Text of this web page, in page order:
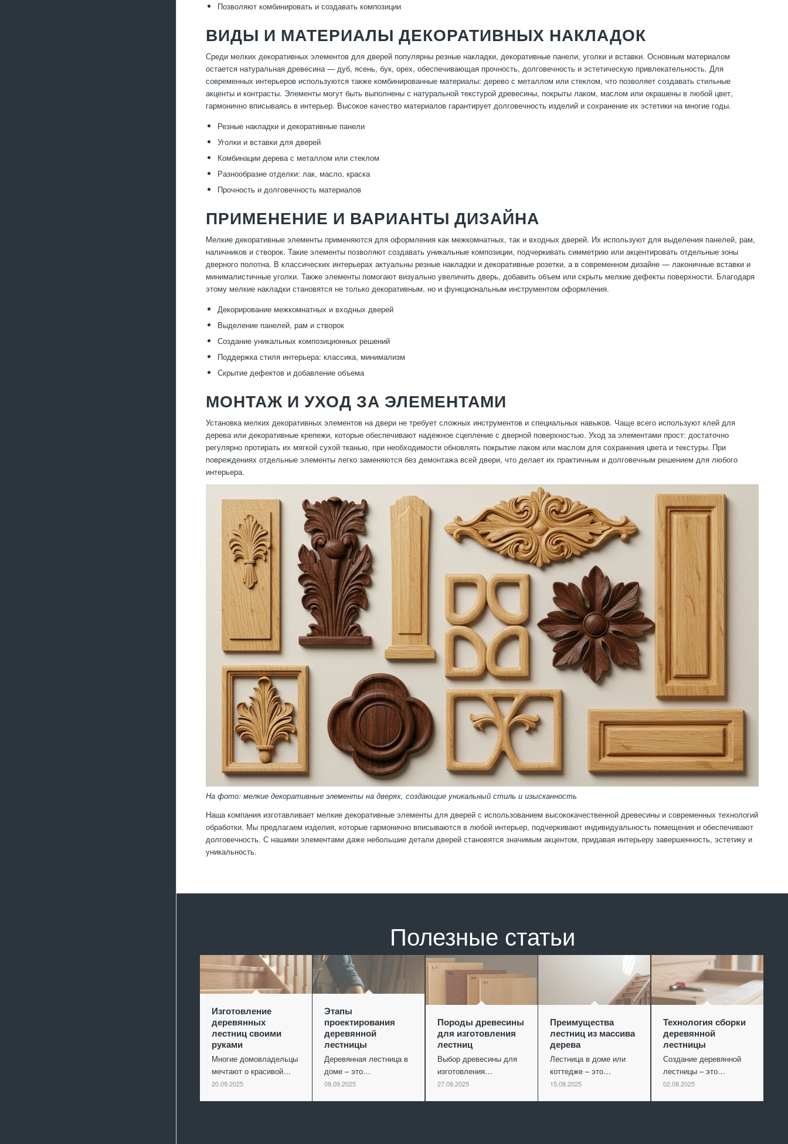
Позволяют комбинировать и создавать композиции
ВИДЫ И МАТЕРИАЛЫ ДЕКОРАТИВНЫХ НАКЛАДОК
Среди мелких декоративных элементов для дверей популярны резные накладки, декоративные панели, уголки и вставки. Основным материалом
остается натуральная древесина — дуб, ясень, бук, орех, обеспечивающая прочность, долговечность и эстетическую привлекательность. Для
современных интерьеров используются также комбинированные материалы: дерево с металлом или стеклом, что позволяет создавать стильные
акценты и контрасты. Элементы могут быть выполнены с натуральной текстурой древесины, покрыты лаком, маслом или окрашены в любой цвет,
гармонично вписываясь в интерьер. Высокое качество материалов гарантирует долговечность изделий и сохранение их эстетики на многие годы.
Резные накладки и декоративные панели
Уголки и вставки для дверей
Комбинации дерева с металлом или стеклом
Разнообразие отделки: лак, масло, краска
Прочность и долговечность материалов
ПРИМЕНЕНИЕ И ВАРИАНТЫ ДИЗАЙНА
Мелкие декоративные элементы применяются для оформления как межкомнатных, так и входных дверей. Их используют для выделения панелей, рам,
наличников и створок. Такие элементы позволяют создавать уникальные композиции, подчеркивать симметрию или акцентировать отдельные зоны
дверного полотна. В классических интерьерах актуальны резные накладки и декоративные розетки, а в современном дизайне — лаконичные вставки и
минималистичные уголки. Также элементы помогают визуально увеличить дверь, добавить объем или скрыть мелкие дефекты поверхности. Благодаря
этому мелкие накладки становятся не только декоративным, но и функциональным инструментом оформления.
Декорирование межкомнатных и входных дверей
Выделение панелей, рам и створок
Создание уникальных композиционных решений
Поддержка стиля интерьера: классика, минимализм
Скрытие дефектов и добавление объема
МОНТАЖ И УХОД ЗА ЭЛЕМЕНТАМИ
Установка мелких декоративных элементов на двери не требует сложных инструментов и специальных навыков. Чаще всего используют клей для
дерева или декоративные крепежи, которые обеспечивают надежное сцепление с дверной поверхностью. Уход за элементами прост: достаточно
регулярно протирать их мягкой сухой тканью, при необходимости обновлять покрытие лаком или маслом для сохранения цвета и текстуры. При
повреждениях отдельные элементы легко заменяются без демонтажа всей двери, что делает их практичным и долговечным решением для любого
интерьера.
На фото: мелкие декоративные элементы на дверях, создающие уникальный стиль и изысканность
Наша компания изготавливает мелкие декоративные элементы для дверей с использованием высококачественной древесины и современных технологий
обработки. Мы предлагаем изделия, которые гармонично вписываются в любой интерьер, подчеркивают индивидуальность помещения и обеспечивают
долговечность. С нашими элементами даже небольшие детали дверей становятся значимым акцентом, придавая интерьеру завершенность, эстетику и
уникальность.
Полезные статьи
Изготовление
деревянных
лестниц своими
руками
Многие домовладельцы
мечтают о красивой…
20.09.2025
Этапы
проектирования
деревянной
лестницы
Деревянная лестница в
доме – это…
08.09.2025
Породы древесины
для изготовления
лестниц
Выбор древесины для
изготовления…
27.08.2025
Преимущества
лестниц из массива
дерева
Лестница в доме или
коттедже – это…
15.08.2025
Технология сборки
деревянной
лестницы
Создание деревянной
лестницы – это…
02.08.2025